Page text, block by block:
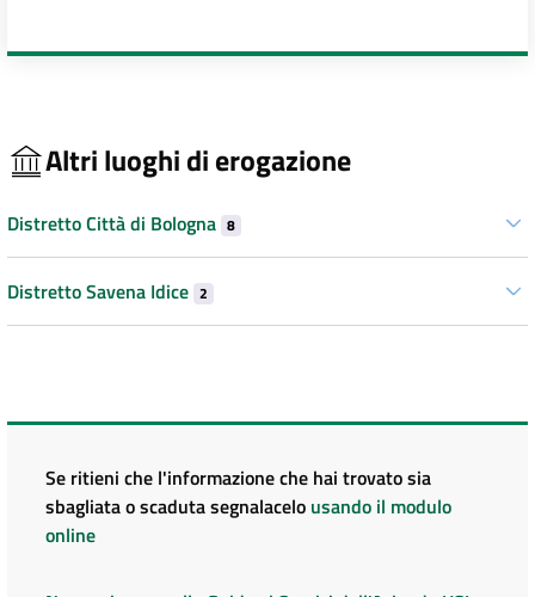
Altri luoghi di erogazione
Distretto Città di Bologna 8
Distretto Savena Idice 2
Se ritieni che l'informazione che hai trovato sia
sbagliata o scaduta segnalacelo usando il modulo
online